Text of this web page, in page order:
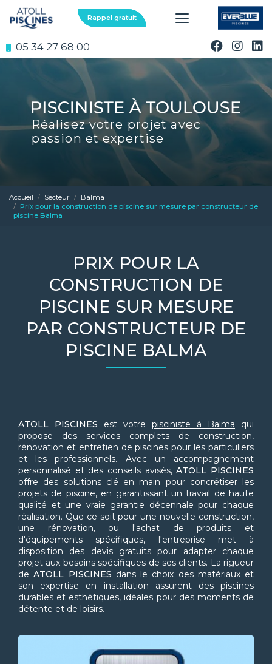
au
contenu
05 34 27 68 00
Rappel gratuit
Réalisez votre projet avec
passion et expertise
Accueil Secteur
Balma
Prix pour la construction de piscine sur mesure par constructeur de
piscine Balma
PRIX POUR LA
CONSTRUCTION DE
PISCINE SUR MESURE
PAR CONSTRUCTEUR DE
PISCINE BALMA
ATOLL PISCINES est votre pisciniste à Balma qui
propose des services complets de construction,
rénovation et entretien de piscines pour les particuliers
et les professionnels. Avec un accompagnement
personnalisé et des conseils avisés,ATOLL PISCINES
offre des solutions clé en main pour concrétiser les
projets de piscine, en garantissant un travail de haute
qualité et une vraie garantie décennale pour chaque
réalisation. Que ce soit pour une nouvelle construction,
une rénovation, ou l'achat de produits et
d'équipements spécifiques, l'entreprise met à
disposition des devis gratuits pour adapter chaque
projet aux besoins spécifiques de ses clients. La rigueur
deATOLL PISCINES dans le choix des matériaux et
son expertise en installation assurent des piscines
durables et esthétiques, idéales pour des moments de
détente et de loisirs.